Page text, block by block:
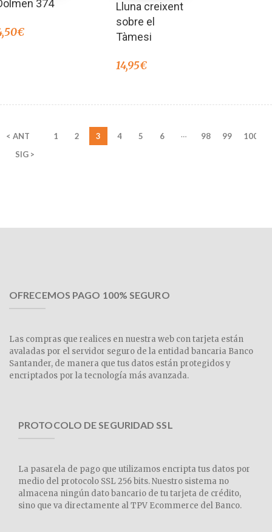
374
€
Lluna creixent
sobre el
Tàmesi
14,95€
< ANT 1 2 3 4 5 6 … 98 99
100
SIG >
OFRECEMOS PAGO 100% SEGURO
Las compras que realices en nuestra web con tarjeta están
avaladas por el servidor seguro de la entidad bancaria Banco
Santander, de manera que tus datos están protegidos y
encriptados por la tecnología más avanzada.
PROTOCOLO DE SEGURIDAD SSL
La pasarela de pago que utilizamos encripta tus datos por
medio del protocolo SSL 256 bits. Nuestro sistema no
almacena ningún dato bancario de tu tarjeta de crédito,
sino que va directamente al TPV Ecommerce del Banco.